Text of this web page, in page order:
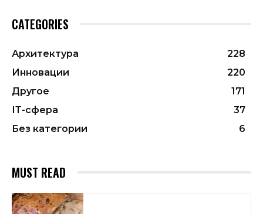
CATEGORIES
Архитектура
228
Инновации
220
Другое
171
ІТ-сфера
37
Без категории
6
MUST READ